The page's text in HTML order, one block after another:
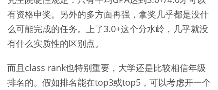
有资格申奖。另外的多方面再强，拿奖几乎都是没什
么可能完成的任务。上了3.0+这个分水岭，几乎就没
有什么实质性的区别点。
而且class rank也特别重要，大学还是比较相信年级
排名的。假如排名能在top3或top5，可以考虑开一个